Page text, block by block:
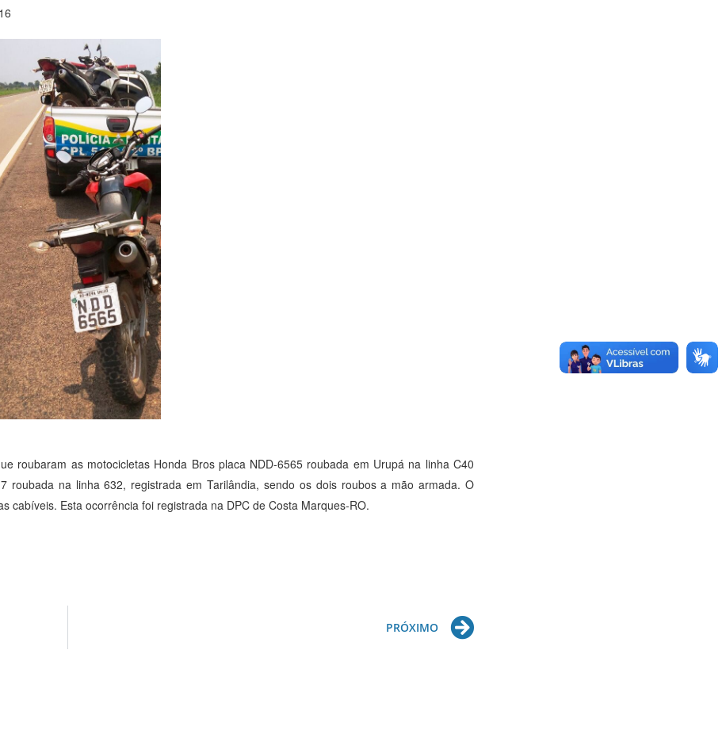
roubaram as motocicletas Honda Bros placa NDD-6565 roubada em Urupá na linha C40
roubada na linha 632, registrada em Tarilândia, sendo os dois roubos a mão armada. O
cabíveis. Esta ocorrência foi registrada na DPC de Costa Marques-RO.
PRÓXIMO Next